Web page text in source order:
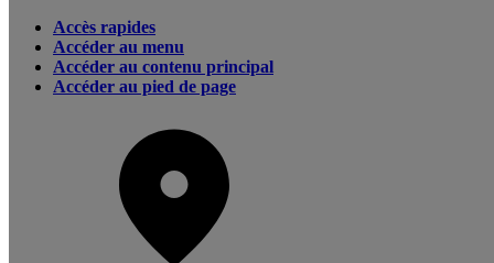
Accès rapides
Accéder au menu
Accéder au contenu principal
Accéder au pied de page